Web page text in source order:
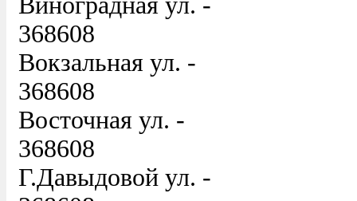
368608
Вокзальная ул. -
368608
Восточная ул. -
368608
Г.Давыдовой ул. -